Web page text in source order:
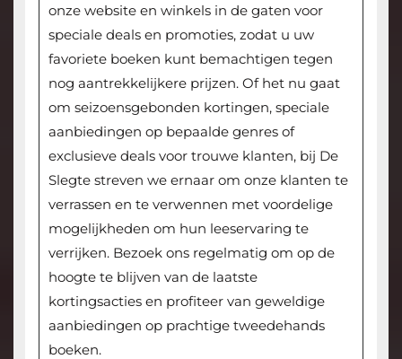
onze website en winkels in de gaten voor
speciale deals en promoties, zodat u uw
favoriete boeken kunt bemachtigen tegen
nog aantrekkelijkere prijzen. Of het nu gaat
om seizoensgebonden kortingen, speciale
aanbiedingen op bepaalde genres of
exclusieve deals voor trouwe klanten, bij De
Slegte streven we ernaar om onze klanten te
verrassen en te verwennen met voordelige
mogelijkheden om hun leeservaring te
verrijken. Bezoek ons regelmatig om op de
hoogte te blijven van de laatste
kortingsacties en profiteer van geweldige
aanbiedingen op prachtige tweedehands
boeken.